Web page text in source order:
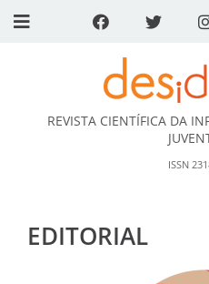
REVISTA CIENTÍFICA DA
ISSN
EDITORIAL